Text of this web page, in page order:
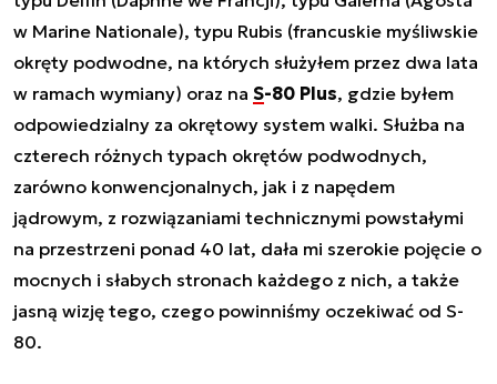
w Marine Nationale), typu Rubis (francuskie myśliwskie
okręty podwodne, na których służyłem przez dwa lata
w ramach wymiany) oraz na S-80 Plus, gdzie byłem
odpowiedzialny za okrętowy system walki. Służba na
czterech różnych typach okrętów podwodnych,
zarówno konwencjonalnych, jak i z napędem
jądrowym, z rozwiązaniami technicznymi powstałymi
na przestrzeni ponad 40 lat, dała mi szerokie pojęcie o
mocnych i słabych stronach każdego z nich, a także
jasną wizję tego, czego powinniśmy oczekiwać od S-
80.